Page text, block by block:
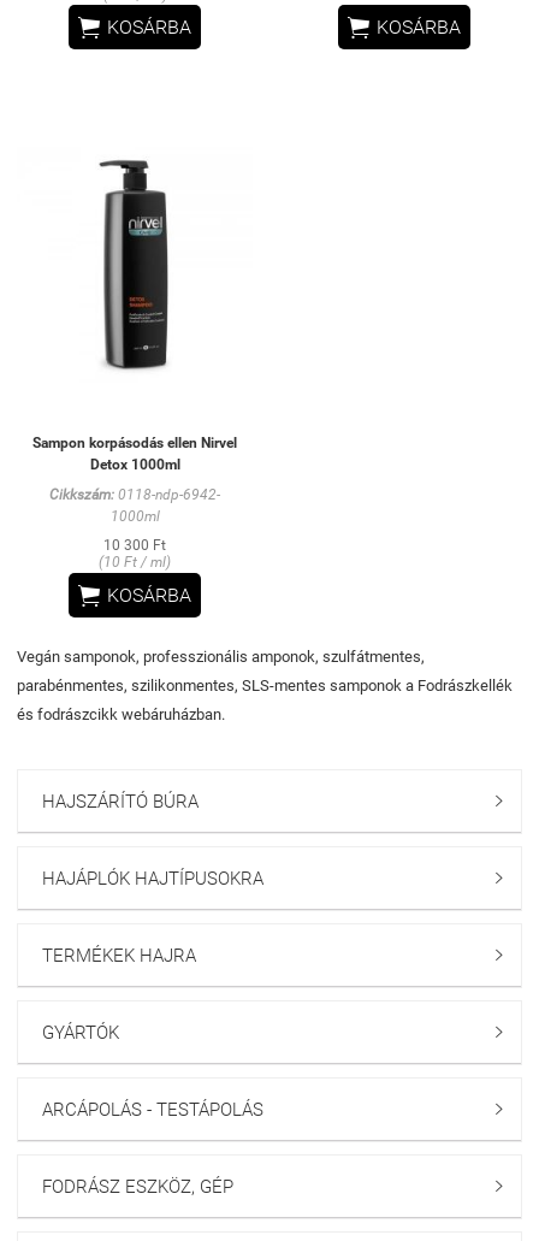
 KOSÁRBA  KOSÁRBA
Sampon korpásodás ellen Nirvel
Detox 1000ml
Cikkszám: 0118-ndp-6942-
1000ml
10 300 Ft
(10 Ft / ml)
 KOSÁRBA
Vegán samponok, professzionális amponok, szulfátmentes,
parabénmentes, szilikonmentes, SLS-mentes samponok a Fodrászkellék
és fodrászcikk webáruházban.
HAJSZÁRÍTÓ BÚRA 
HAJÁPLÓK HAJTÍPUSOKRA 
TERMÉKEK HAJRA 
GYÁRTÓK 
ARCÁPOLÁS - TESTÁPOLÁS 
FODRÁSZ ESZKÖZ, GÉP 